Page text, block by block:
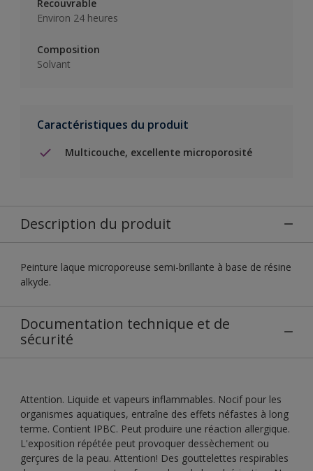
Recouvrable
Environ 24 heures
Composition
Solvant
Caractéristiques du produit
Multicouche, excellente microporosité
Description du produit
Peinture laque microporeuse semi-brillante à base de résine
alkyde.
Documentation technique et de
sécurité
Attention. Liquide et vapeurs inflammables. Nocif pour les
organismes aquatiques, entraîne des effets néfastes à long
terme. Contient IPBC. Peut produire une réaction allergique.
L'exposition répétée peut provoquer dessèchement ou
gerçures de la peau. Attention! Des gouttelettes respirables